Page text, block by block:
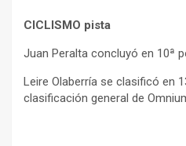
CICLISMO pista
Juan Peralta concluyó en 10ª
Leire Olaberría se clasificó en
clasificación general de